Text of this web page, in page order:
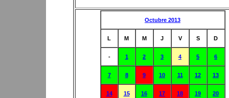
Octubre 2013
L M M J V S D
- 1 2 3 4 5 6
7 8 9 10 11 12 13
14 15 16 17 18 19 20